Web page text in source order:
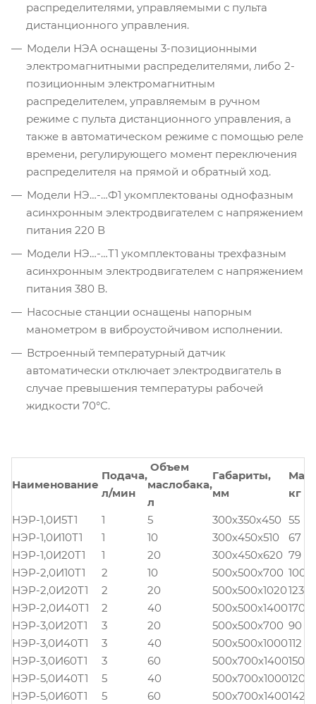
распределителями, управляемыми с пульта
дистанционного управления.
Модели НЭА оснащены 3-позиционными
электромагнитными распределителями, либо 2-
позиционным электромагнитным
распределителем, управляемым в ручном
режиме с пульта дистанционного управления, а
также в автоматическом режиме с помощью реле
времени, регулирующего момент переключения
распределителя на прямой и обратный ход.
Модели НЭ…-…Ф1 укомплектованы однофазным
асинхронным электродвигателем с напряжением
питания 220 В
Модели НЭ…-…Т1 укомплектованы трехфазным
асинхронным электродвигателем с напряжением
питания 380 В.
Насосные станции оснащены напорным
манометром в виброустойчивом исполнении.
Встроенный температурный датчик
автоматически отключает электродвигатель в
случае превышения температуры рабочей
жидкости 70°С.
Наименование
Подача,
л/мин
Объем
маслобака,
л
Габариты,
мм
кг
НЭР-1,0И5Т1
1 5 300х350х450 55
НЭР-1,0И10Т1
1 10 300х450х510
67
НЭР-1,0И20Т1
1 20 300х450х620 79
НЭР-2,0И10Т1
2 10 500х500х700 100
НЭР-2,0И20Т1
2 20 500х500х1020123
НЭР-2,0И40Т1
2 40 500х500х1400170
НЭР-3,0И20Т1
3 20 500х500х700 90
НЭР-3,0И40Т1
3 40 500х500х1000112
НЭР-3,0И60Т1
3 60 500х700х1400150
НЭР-5,0И40Т1
5 40 500х700х1000120
НЭР-5,0И60Т1
5 60 500х700х1400142